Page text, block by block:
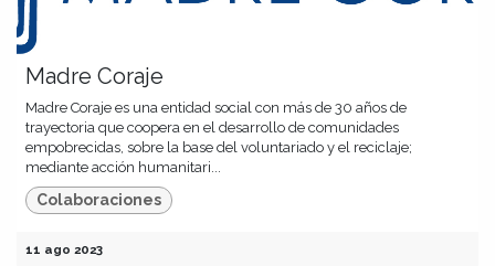
Madre Coraje
Madre Coraje es una entidad social con más de 30 años de
trayectoria que coopera en el desarrollo de comunidades
empobrecidas, sobre la base del voluntariado y el reciclaje;
mediante acción humanitari...
Colaboraciones
11 ago 2023